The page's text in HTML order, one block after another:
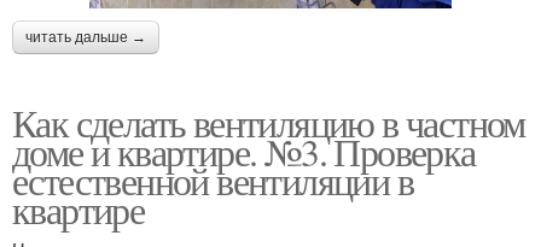
читать дальше →
Как сделать вентиляцию в частном
доме и квартире. №3. Проверка
естественной вентиляции в
квартире